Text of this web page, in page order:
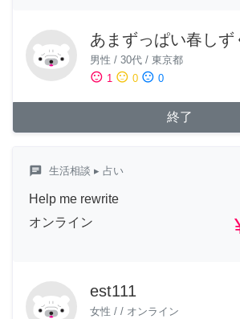
あまずっぱい春しず
男性 / 30代 / 東京都
sentiment_satisfied 1 sentiment_neutral 0 sentiment_dissatisfied 0
終了
chat 生活相談 ▸ 占い
Help me rewrite
オンライン
est111
女性 / / オンライン